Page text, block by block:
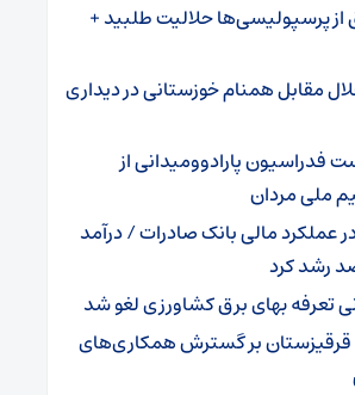
از پرسپولیسی‌ها حلالیت طلبید +
مقابل همنام خوزستانی در دیداری
فدراسیون پارادوومیدانی از
ملی مردان
عملکرد مالی بانک صادرات / درآمد
تعرفه بهای برق کشاورزی لغو شد
و قرقیزستان بر گسترش همکاری‌های